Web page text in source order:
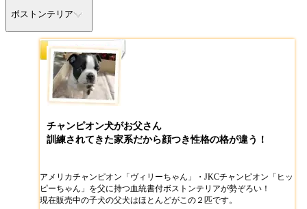
ボストンテリア
チャンピオン犬がお父さん
訓練されてきた家系だから顔つき性格の格が違う！
アメリカチャンピオン「ヴィリーちゃん」・JKCチャンピオン「ヒッ
ピーちゃん」を父に持つ血統書付ボストンテリアが勢ぞろい！
現在販売中の子犬の父犬はほとんどがこの２匹です。